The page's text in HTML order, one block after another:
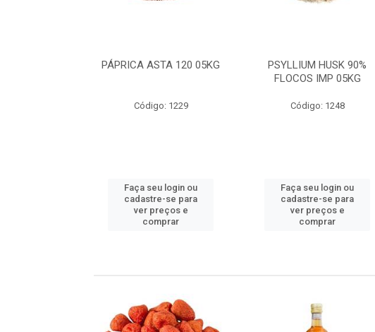
PÁPRICA ASTA 120 05KG
Código: 1229
Faça seu login ou
cadastre-se para
ver preços e
comprar
PSYLLIUM HUSK 90%
FLOCOS IMP 05KG
Código: 1248
Faça seu login ou
cadastre-se para
ver preços e
comprar